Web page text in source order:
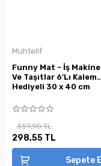
Muhtelif
Funny Mat - İş
Ve Taşıtlar 6'Lı Kalem
Hediyeli 30 x 40 cm
359,90 TL
298,55 TL
Sepete